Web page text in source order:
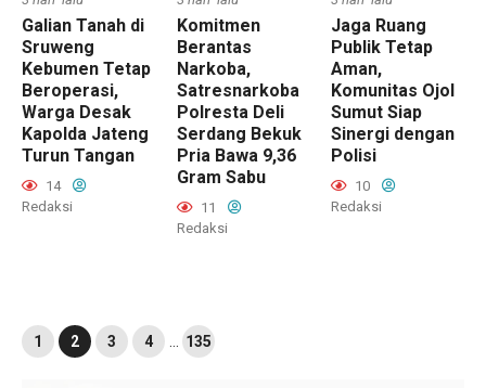
Galian Tanah di
Sruweng
Kebumen Tetap
Beroperasi,
Warga Desak
Kapolda Jateng
Turun Tangan
14
Redaksi
Komitmen
Berantas
Narkoba,
Satresnarkoba
Polresta Deli
Serdang Bekuk
Pria Bawa 9,36
Gram Sabu
11
Redaksi
Jaga Ruang
Publik Tetap
Aman,
Komunitas Ojol
Sumut Siap
Sinergi dengan
Polisi
10
Redaksi
1 2 3 4 135